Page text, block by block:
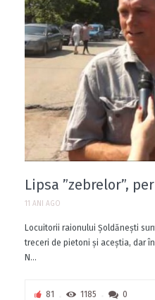
Lipsa ”zebrelor”,
11 ANI AGO
Locuitorii raionului Şoldăneşti
treceri de pietoni şi aceştia, dar
N...
81 1185 0